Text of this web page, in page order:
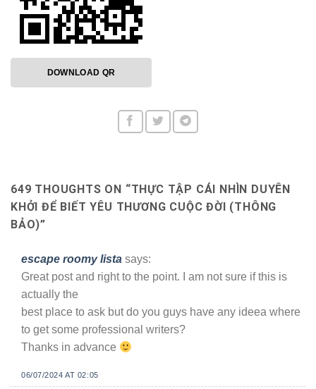
DOWNLOAD QR
649 THOUGHTS ON “THỰC TẬP CÁI NHÌN DUYÊN
KHỞI ĐỂ BIẾT YÊU THƯƠNG CUỘC ĐỜI (THÔNG
BẢO)”
escape roomy lista says:
Great post and right to the point. I am not sure if this is
actually the
best place to ask but do you guys have any ideea where
to get some professional writers?
Thanks in advance
06/07/2024 AT 02:05